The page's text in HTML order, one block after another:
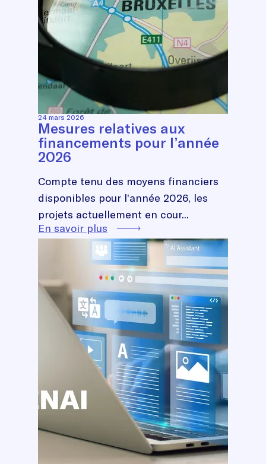
24 mars 2026
Mesures relatives aux
financements pour l’année
2026
Compte tenu des moyens financiers
disponibles pour l’année 2026, les
projets actuellement en cour...
En savoir plus